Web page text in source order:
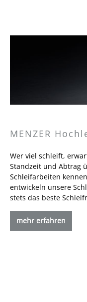
MENZER
Wer viel schleift,
Standzeit und Abtrag
Schleifarbeiten
entwickeln unsere
stets das beste
mehr erfahren